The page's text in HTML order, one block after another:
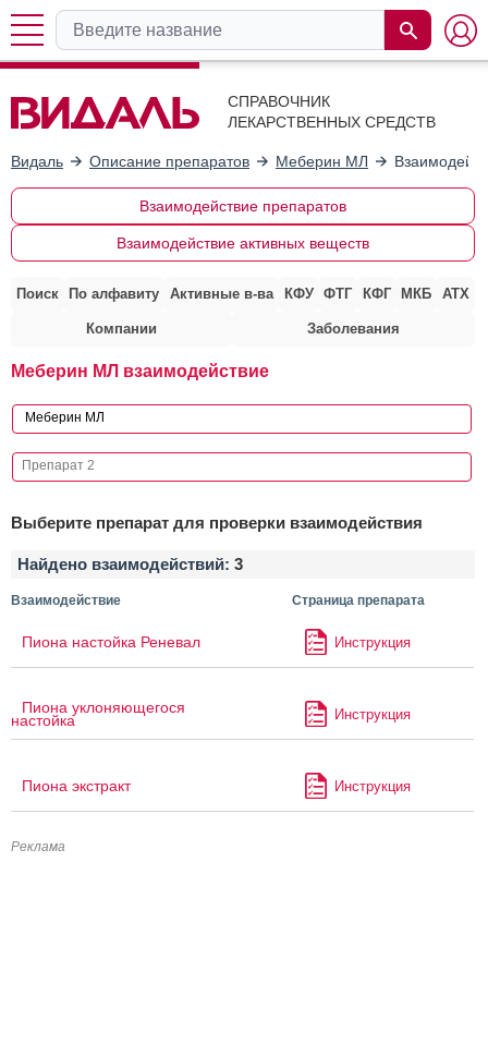
СПРАВОЧНИК
ЛЕКАРСТВЕННЫХ СРЕДСТВ
Видаль Описание препаратов Меберин МЛ
Взаимодействие препаратов
Взаимодействие активных веществ
Поиск По алфавиту Активные в-ва КФУ ФТГ КФГ МКБ АТХ
Компании Заболевания
Меберин МЛ взаимодействие
Выберите препарат для проверки взаимодействия
Найдено взаимодействий: 3
Взаимодействие Страница препарата
Пиона настойка Реневал Инструкция
Пиона уклоняющегося
настойка Инструкция
Пиона экстракт Инструкция
Реклама